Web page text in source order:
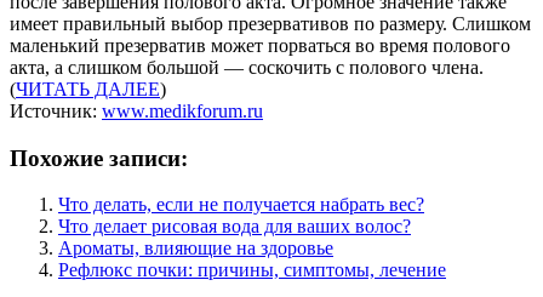
имеет правильный выбор презервативов по размеру. Слишком
маленький презерватив может порваться во время полового
акта, а слишком большой — соскочить с полового члена.
(ЧИТАТЬ ДАЛЕЕ)
Источник: www.medikforum.ru
Похожие записи:
Что делать, если не получается набрать вес?
Что делает рисовая вода для ваших волос?
Ароматы, влияющие на здоровье
Рефлюкс почки: причины, симптомы, лечение